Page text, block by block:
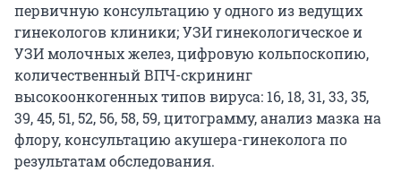
первичную консультацию у одного из ведущих
гинекологов клиники; УЗИ гинекологическое и
УЗИ молочных желез, цифровую кольпоскопию,
количественный ВПЧ-скрининг
высокоонкогенных типов вируса: 16, 18, 31, 33, 35,
39, 45, 51, 52, 56, 58, 59, цитограмму, анализ мазка на
флору, консультацию акушера-гинеколога по
результатам обследования.